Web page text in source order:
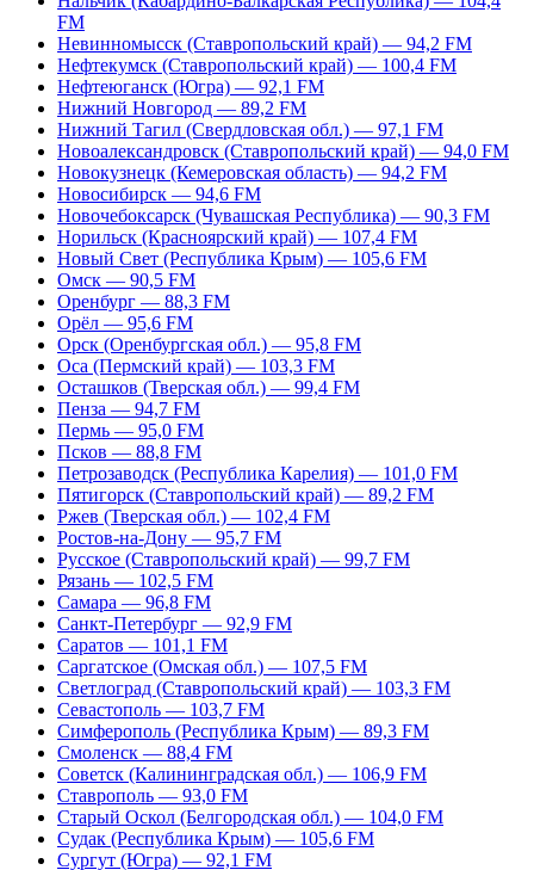
FM
Невинномысск (Ставропольский край) — 94,2 FM
Нефтекумск (Ставропольский край) — 100,4 FM
Нефтеюганск (Югра) — 92,1 FM
Нижний Новгород — 89,2 FM
Нижний Тагил (Свердловская обл.) — 97,1 FM
Новоалександровск (Ставропольский край) — 94,0 FM
Новокузнецк (Кемеровская область) — 94,2 FM
Новосибирск — 94,6 FM
Новочебоксарск (Чувашская Республика) — 90,3 FM
Норильск (Красноярский край) — 107,4 FM
Новый Свет (Республика Крым) — 105,6 FM
Омск — 90,5 FM
Оренбург — 88,3 FM
Орёл — 95,6 FM
Орск (Оренбургская обл.) — 95,8 FM
Оса (Пермский край) — 103,3 FM
Осташков (Тверская обл.) — 99,4 FM
Пенза — 94,7 FM
Пермь — 95,0 FM
Псков — 88,8 FM
Петрозаводск (Республика Карелия) — 101,0 FM
Пятигорск (Ставропольский край) — 89,2 FM
Ржев (Тверская обл.) — 102,4 FM
Ростов-на-Дону — 95,7 FM
Русское (Ставропольский край) — 99,7 FM
Рязань — 102,5 FM
Самара — 96,8 FM
Санкт-Петербург — 92,9 FM
Саратов — 101,1 FM
Саргатское (Омская обл.) — 107,5 FM
Светлоград (Ставропольский край) — 103,3 FM
Севастополь — 103,7 FM
Симферополь (Республика Крым) — 89,3 FM
Смоленск — 88,4 FM
Советск (Калининградская обл.) — 106,9 FM
Ставрополь — 93,0 FM
Старый Оскол (Белгородская обл.) — 104,0 FM
Судак (Республика Крым) — 105,6 FM
Сургут (Югра) — 92,1 FM